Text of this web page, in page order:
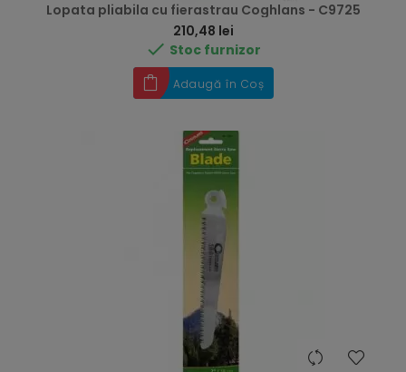
Lopata pliabila cu fierastrau Coghlans - C9725
210,48 lei
 Stoc furnizor
Adaugă în Coș